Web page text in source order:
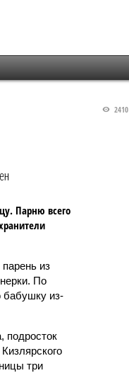
2410
Парню всего
из
По
бабушку из-
подросток
три